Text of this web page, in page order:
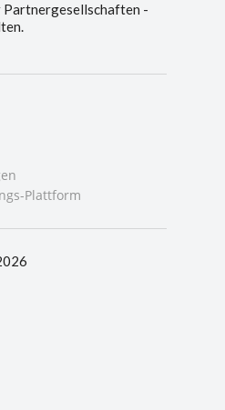
Partnergesellschaften -
Plattform